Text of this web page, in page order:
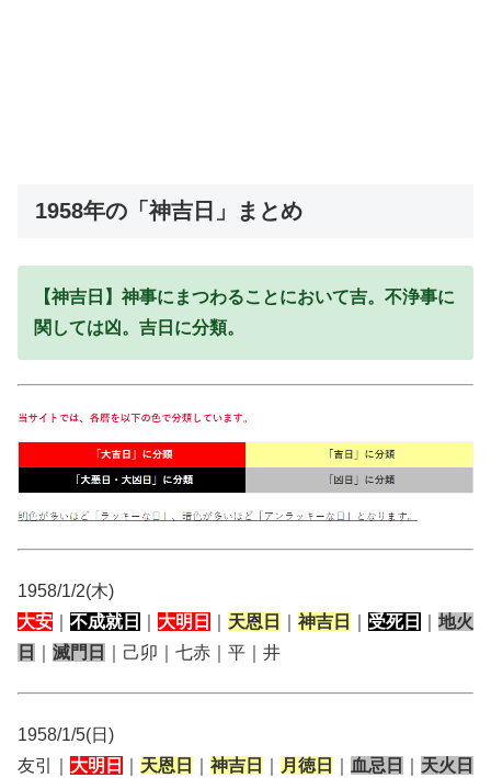
1958年の「神吉日」まとめ
【神吉日】神事にまつわることにおいて吉。不浄事に
関しては凶。吉日に分類。
1958/1/2(木)
大安
不成就日 大明日 天恩日 神吉日 受死日
地火
日
滅門日 ｜己卯｜七赤｜平｜井
1958/1/5(日)
友引｜ 大明日 天恩日 神吉日 月徳日 血忌日
天火日